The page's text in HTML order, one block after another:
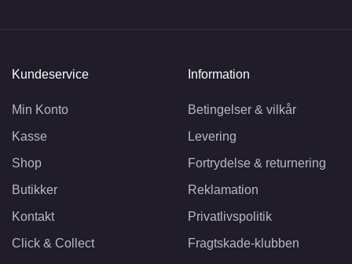
Kundeservice
Min Konto
Kasse
Shop
Butikker
Kontakt
Click & Collect
Information
Betingelser & vilkår
Levering
Fortrydelse & returnering
Reklamation
Privatlivspolitik
Fragtskade-klubben